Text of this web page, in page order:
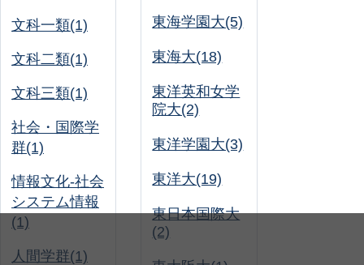
文科一類(1)
文科二類(1)
文科三類(1)
社会・国際学
群(1)
情報文化-社会
システム情報
(1)
人間学群(1)
東海学園大(5)
東海大(18)
東洋英和女学
院大(2)
東洋学園大(3)
東洋大(19)
東日本国際大
(2)